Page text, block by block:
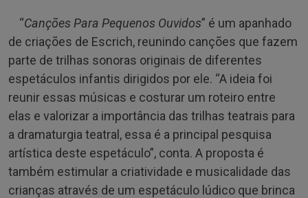
“Canções Para Pequenos Ouvidos” é um apanhado
de criações de Escrich, reunindo canções que fazem
parte de trilhas sonoras originais de diferentes
espetáculos infantis dirigidos por ele. “A ideia foi
reunir essas músicas e costurar um roteiro entre
elas e valorizar a importância das trilhas teatrais para
a dramaturgia teatral, essa é a principal pesquisa
artística deste espetáculo”, conta. A proposta é
também estimular a criatividade e musicalidade das
crianças através de um espetáculo lúdico que brinca